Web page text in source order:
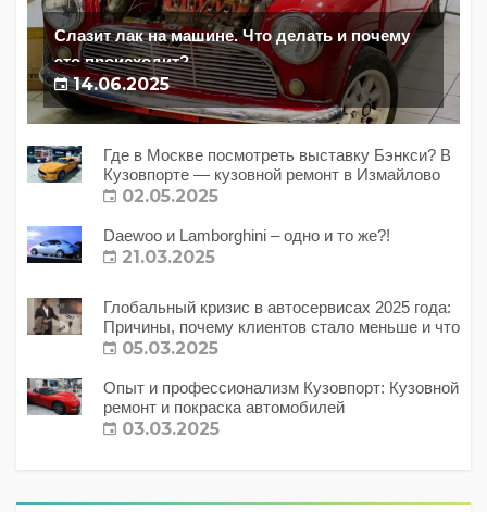
Слазит лак на машине. Что делать и почему
это происходит?
14.06.2025
Где в Москве посмотреть выставку Бэнкси? В
Кузовпорте — кузовной ремонт в Измайлово
02.05.2025
Daewoo и Lamborghini – одно и то же?!
21.03.2025
Глобальный кризис в автосервисах 2025 года:
Причины, почему клиентов стало меньше и что
с этим делать?
05.03.2025
Опыт и профессионализм Кузовпорт: Кузовной
ремонт и покраска автомобилей
03.03.2025